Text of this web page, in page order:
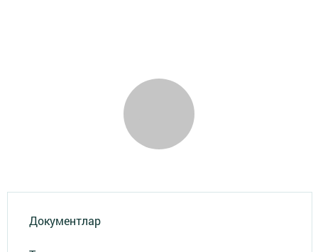
Документлар